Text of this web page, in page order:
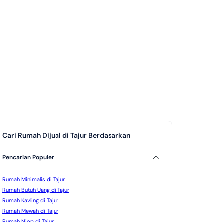
Cari Rumah Dijual di Tajur Berdasarkan
Pencarian Populer
Rumah Minimalis di Tajur
Rumah Butuh Uang di Tajur
Rumah Kavling di Tajur
Rumah Mewah di Tajur